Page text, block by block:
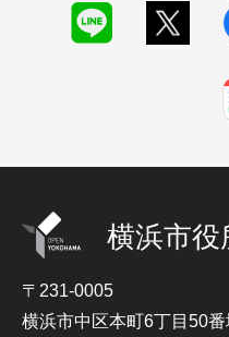
横浜市役
〒231-0005
横浜市中区本町6丁目50